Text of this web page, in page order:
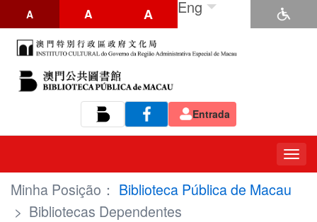
A A A Eng
Entrada
Minha Posição： Biblioteca Pública de Macau
> Bibliotecas Dependentes